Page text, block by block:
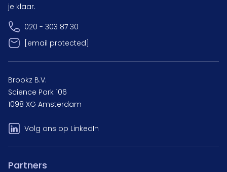
je klaar.
020 - 303 87 30
[email protected]
Brookz B.V.
Science Park 106
1098 XG Amsterdam
Volg ons op LinkedIn
Partners